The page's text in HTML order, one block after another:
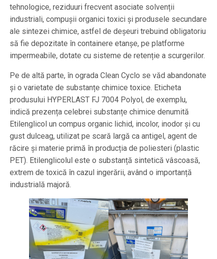
tehnologice, reziduuri frecvent asociate solvenții
industriali, compușii organici toxici și produsele secundare
ale sintezei chimice, astfel de deșeuri trebuind obligatoriu
să fie depozitate în containere etanșe, pe platforme
impermeabile, dotate cu sisteme de retenție a scurgerilor.
Pe de altă parte, în ograda Clean Cyclo se văd abandonate
și o varietate de substanțe chimice toxice. Eticheta
produsului HYPERLAST FJ 7004 Polyol, de exemplu,
indică prezența celebrei substanțe chimice denumită
Etilenglicol un compus organic lichid, incolor, inodor și cu
gust dulceag, utilizat pe scară largă ca antigel, agent de
răcire și materie primă în producția de poliesteri (plastic
PET). Etilenglicolul este o substanță sintetică vâscoasă,
extrem de toxică în cazul ingerării, având o importanță
industrială majoră.